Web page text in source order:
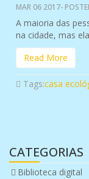
MAR 06 2017-
A maioria das
na cidade, mas
Read More
Tags:casa
CATEGORIAS
Biblioteca digital